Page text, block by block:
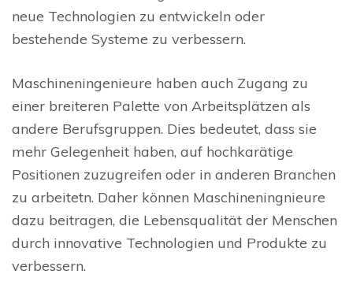
neue Technologien zu entwickeln oder
bestehende Systeme zu verbessern.
Maschineningenieure haben auch Zugang zu
einer breiteren Palette von Arbeitsplätzen als
andere Berufsgruppen. Dies bedeutet, dass sie
mehr Gelegenheit haben, auf hochkarätige
Positionen zuzugreifen oder in anderen Branchen
zu arbeitetn. Daher können Maschineningnieure
dazu beitragen, die Lebensqualität der Menschen
durch innovative Technologien und Produkte zu
verbessern.